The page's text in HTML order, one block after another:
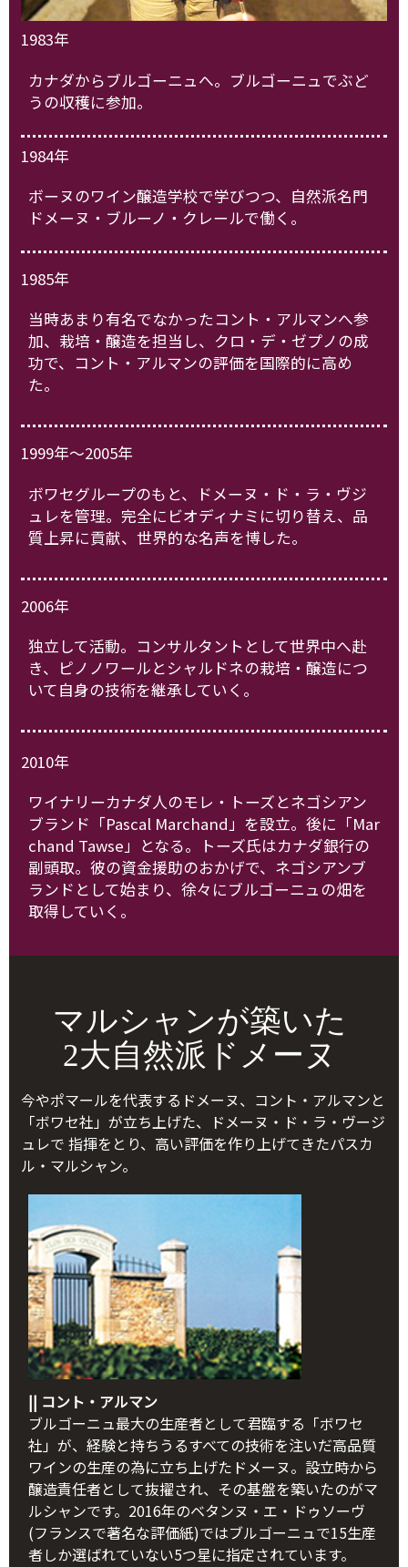
1983年
カナダからブルゴーニュへ。ブルゴーニュでぶど
うの収穫に参加。
1984年
ボーヌのワイン醸造学校で学びつつ、自然派名門
ドメーヌ・ブルーノ・クレールで働く。
1985年
当時あまり有名でなかったコント・アルマンへ参
加、栽培・醸造を担当し、クロ・デ・ゼプノの成
功で、コント・アルマンの評価を国際的に高め
た。
1999年～2005年
ボワセグループのもと、ドメーヌ・ド・ラ・ヴジ
ュレを管理。完全にビオディナミに切り替え、品
質上昇に貢献、世界的な名声を博した。
2006年
独立して活動。コンサルタントとして世界中へ赴
き、ピノノワールとシャルドネの栽培・醸造につ
いて自身の技術を継承していく。
2010年
ワイナリーカナダ人のモレ・トーズとネゴシアン
ブランド「Pascal Marchand」を設立。後に「Mar
chand Tawse」となる。トーズ氏はカナダ銀行の
副頭取。彼の資金援助のおかげで、ネゴシアンブ
ランドとして始まり、徐々にブルゴーニュの畑を
取得していく。
マルシャンが築いた
2大自然派ドメーヌ
今やポマールを代表するドメーヌ、コント・アルマンと
「ボワセ社」が立ち上げた、ドメーヌ・ド・ラ・ヴージ
ュレで 指揮をとり、高い評価を作り上げてきたパスカ
ル・マルシャン。
|| コント・アルマン
ブルゴーニュ最大の生産者として君臨する「ボワセ
社」が、経験と持ちうるすべての技術を注いだ高品質
ワインの生産の為に立ち上げたドメーヌ。設立時から
醸造責任者として抜擢され、その基盤を築いたのがマ
ルシャンです。2016年のベタンヌ・エ・ドゥソーヴ
(フランスで著名な評価紙)ではブルゴーニュで15生産
者しか選ばれていない5つ星に指定されています。